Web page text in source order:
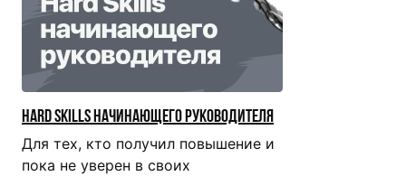
Hard skills начинающего руководителя
Для тех, кто получил повышение и
пока не уверен в своих